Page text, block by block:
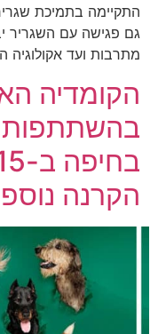
התקיימה בתמיכת
גם פגישה עם השגריר
מתרבות ועד אקולוגיה
הקומדיה
בהשתתפות
הקרנה